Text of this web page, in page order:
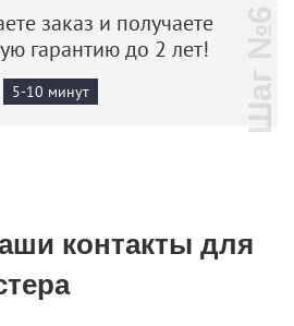
заказ и получаете
гарантию до 2 лет!
5-10 минут Шаг №6
контакты для